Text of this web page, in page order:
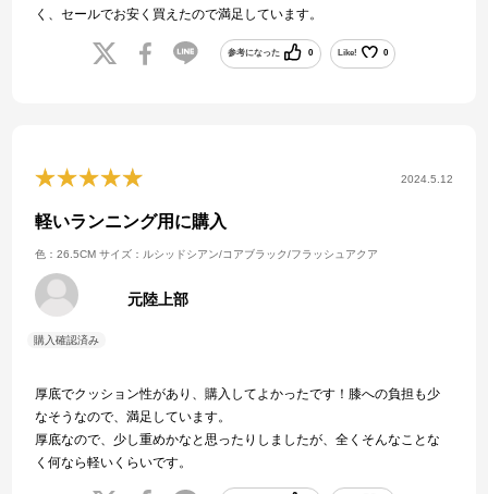
く、セールでお安く買えたので満足しています。
参考になった 0 Like! 0
2024.5.12
軽いランニング用に購入
色：26.5CM サイズ：ルシッドシアン/コアブラック/フラッシュアクア
元陸上部
厚底でクッション性があり、購入してよかったです！膝への負担も少
なそうなので、満足しています。
厚底なので、少し重めかなと思ったりしましたが、全くそんなことな
く何なら軽いくらいです。